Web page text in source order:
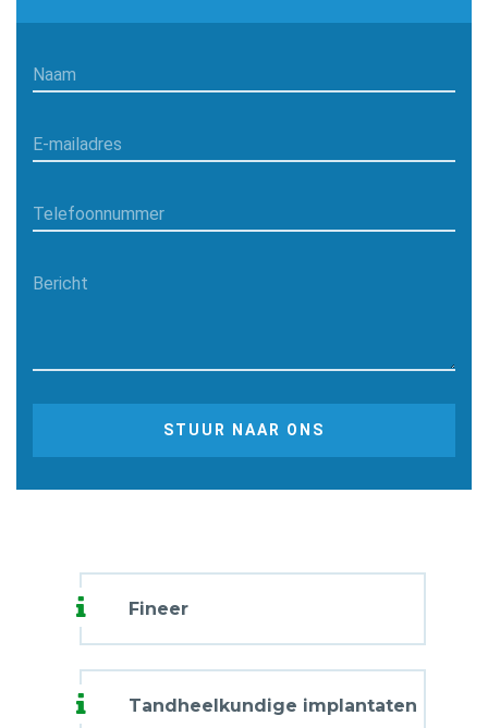
Naam
E-mailadres
Telefoonnummer
Bericht
STUUR NAAR ONS
Fineer
Tandheelkundige implantaten